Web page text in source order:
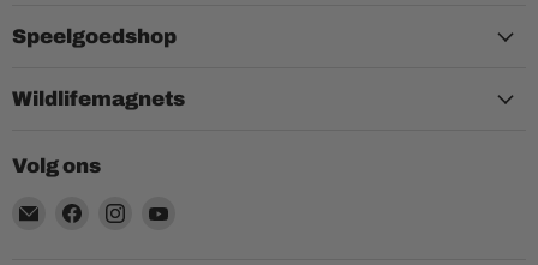
Speelgoedshop
Wildlifemagnets
Volg ons
Email
Vind
Vind